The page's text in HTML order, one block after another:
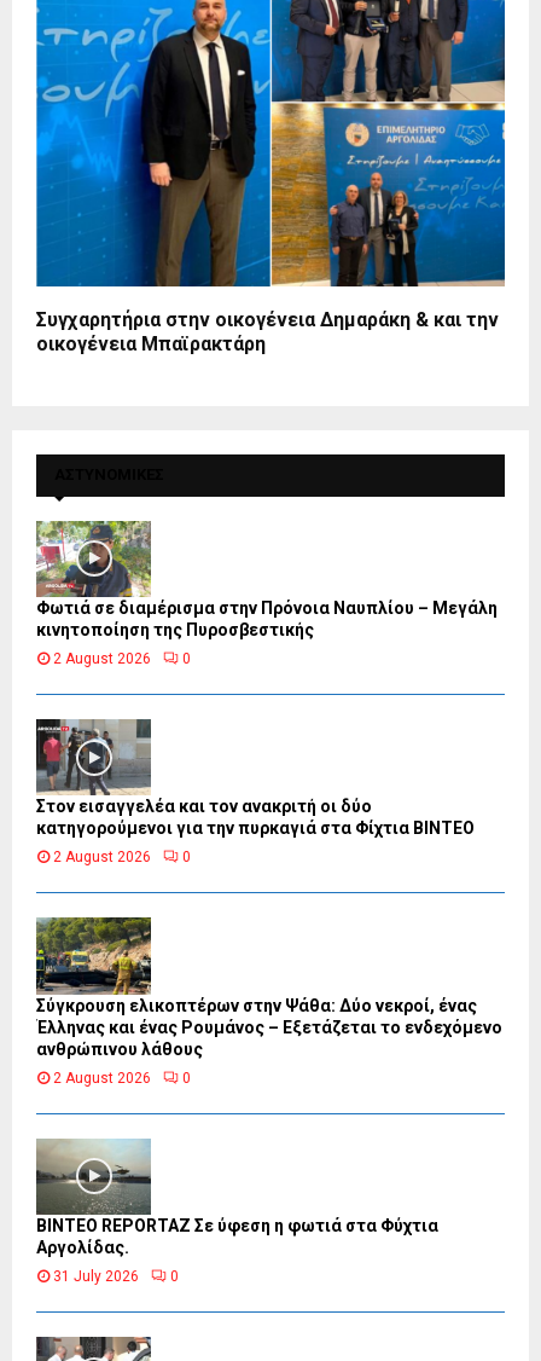
Συγχαρητήρια στην οικογένεια Δημαράκη & και την
οικογένεια Μπαϊρακτάρη
Φωτιά σε διαμέρισμα στην Πρόνοια Ναυπλίου – Μεγάλη
κινητοποίηση της Πυροσβεστικής
2 August 2026 0
Στον εισαγγελέα και τον ανακριτή οι δύο
κατηγορούμενοι για την πυρκαγιά στα Φίχτια ΒΙΝΤΕΟ
2 August 2026 0
Σύγκρουση ελικοπτέρων στην Ψάθα: Δύο νεκροί, ένας
Έλληνας και ένας Ρουμάνος – Εξετάζεται το ενδεχόμενο
ανθρώπινου λάθους
2 August 2026 0
BINTEO REPORTAZ Σε ύφεση η φωτιά στα Φύχτια
Αργολίδας.
31 July 2026 0